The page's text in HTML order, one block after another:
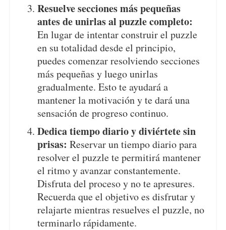
Resuelve secciones más pequeñas
antes de unirlas al puzzle completo:
En lugar de intentar construir el puzzle
en su totalidad desde el principio,
puedes comenzar resolviendo secciones
más pequeñas y luego unirlas
gradualmente. Esto te ayudará a
mantener la motivación y te dará una
sensación de progreso continuo.
Dedica tiempo diario y diviértete sin
prisas: Reservar un tiempo diario para
resolver el puzzle te permitirá mantener
el ritmo y avanzar constantemente.
Disfruta del proceso y no te apresures.
Recuerda que el objetivo es disfrutar y
relajarte mientras resuelves el puzzle, no
terminarlo rápidamente.